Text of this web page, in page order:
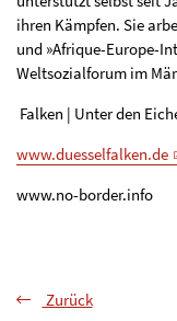
ihren Kämpfen. Sie
und »Afrique-Europe-
Weltsozialforum im
Falken | Unter den
www.duesselfalken.de
www.no-border.info
Zurück